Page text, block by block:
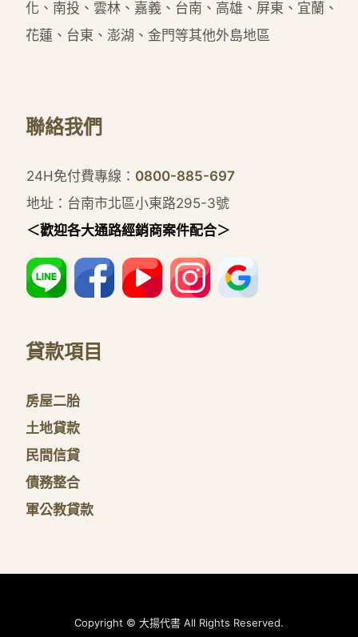
化、南投、雲林、嘉義、台南、高雄、屏東、宜蘭、
花蓮、台東、澎湖、金門等其他外島地區
聯絡我們
24H免付費專線： 0800-885-697
地址：台南市北區小東路295-3號
＜歡迎各大通路經銷商案件配合＞
貸款項目
房屋二胎
土地貸款
民間信貸
債務整合
軍公教貸款
Copyright © 大揚代書 All Rights Reserved.